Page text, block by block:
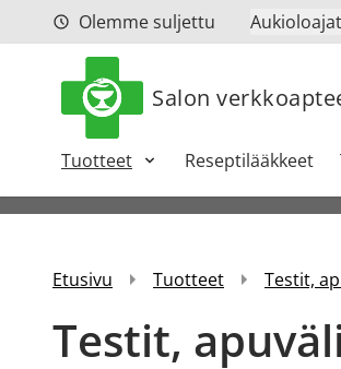
Siirry sisältöönOlemme suljettu Aukioloajat
Salon
Tuotteet Reseptilääkkeet
Etusivu Tuotteet Testit,
Testit,